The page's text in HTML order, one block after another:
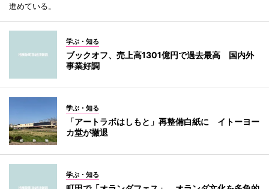
進めている。
学ぶ・知る
ブックオフ、売上高1301億円で過去最高 国内外
事業好調
学ぶ・知る
「アートラボはしもと」再整備白紙に イトーヨー
カ堂が撤退
学ぶ・知る